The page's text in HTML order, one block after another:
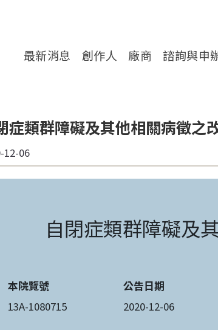
處對外服務網
最新消息 創作人 廠商 諮詢與申
症類群障礙及其他相關病徵之
12-06
自閉症類群障礙及
本院覽號
13A-1080715
公告日期
2020-12-06